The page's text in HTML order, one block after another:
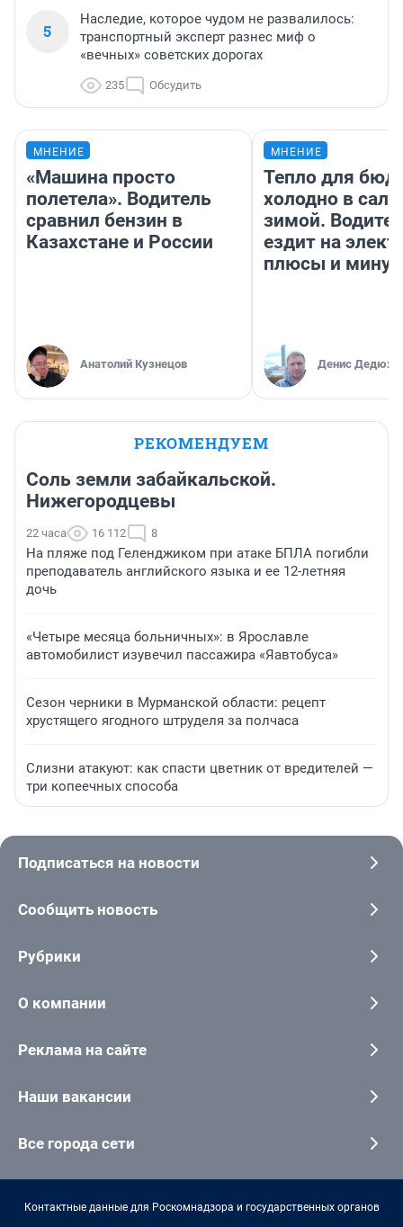
5
Наследие, которое чудом не развалилось:
транспортный эксперт разнес миф о
«вечных» советских дорогах
235 Обсудить
МНЕНИЕ
«Машина просто
полетела». Водитель
сравнил бензин в
Казахстане и России
Анатолий Кузнецов
МНЕНИЕ
Тепло для
холодно в
зимой.
ездит на
плюсы и
Денис
РЕКОМЕНДУЕМ
Соль земли забайкальской.
Нижегородцевы
22 часа 16 112 8
На пляже под Геленджиком при атаке БПЛА погибли
преподаватель английского языка и ее 12-летняя
дочь
«Четыре месяца больничных»: в Ярославле
автомобилист изувечил пассажира «Яавтобуса»
Сезон черники в Мурманской области: рецепт
хрустящего ягодного штруделя за полчаса
Слизни атакуют: как спасти цветник от вредителей —
три копеечных способа
Подписаться на новости
Сообщить новость
Рубрики
О компании
Реклама на сайте
Наши вакансии
Все города сети
Контактные данные для Роскомнадзора и государственных органов